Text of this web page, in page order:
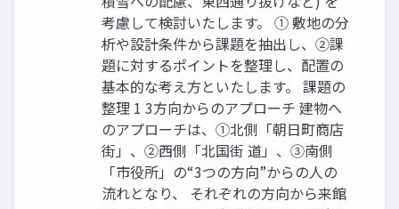
考慮して検討いたします。 ① 敷地の分
析や設計条件から課題を抽出し、②課
題に対するポイントを整理し、配置の
基本的な考え方といたします。 課題の
整理 1 3方向からのアプローチ 建物へ
のアプローチは、①北側「朝日町商店
街」、②西側「北国街 道」、③南側
「市役所」の“3つの方向”からの人の
流れとなり、 それぞれの方向から来館